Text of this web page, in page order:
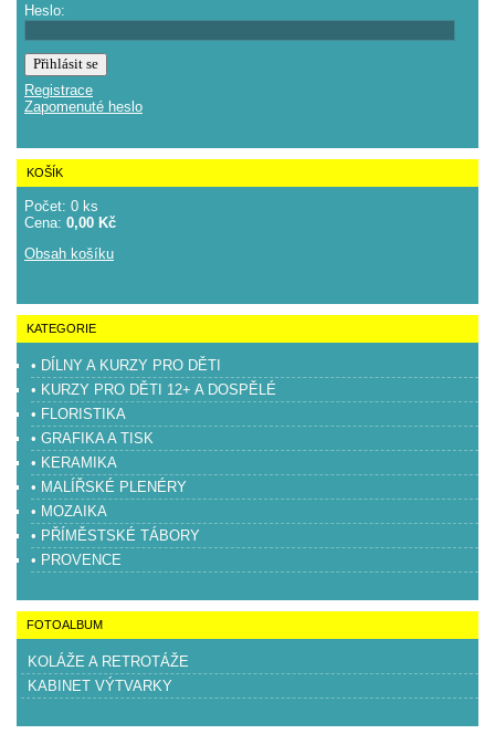
Heslo:
Registrace
Zapomenuté heslo
KOŠÍK
Počet: 0 ks
Cena: 0,00 Kč
Obsah košíku
KATEGORIE
• DÍLNY A KURZY PRO DĚTI
• KURZY PRO DĚTI 12+ A DOSPĚLÉ
• FLORISTIKA
• GRAFIKA A TISK
• KERAMIKA
• MALÍŘSKÉ PLENÉRY
• MOZAIKA
• PŘÍMĚSTSKÉ TÁBORY
• PROVENCE
FOTOALBUM
KOLÁŽE A RETROTÁŽE
KABINET VÝTVARKY